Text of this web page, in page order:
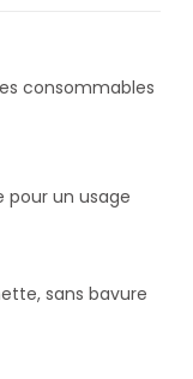
consommables
un usage
sans bavure